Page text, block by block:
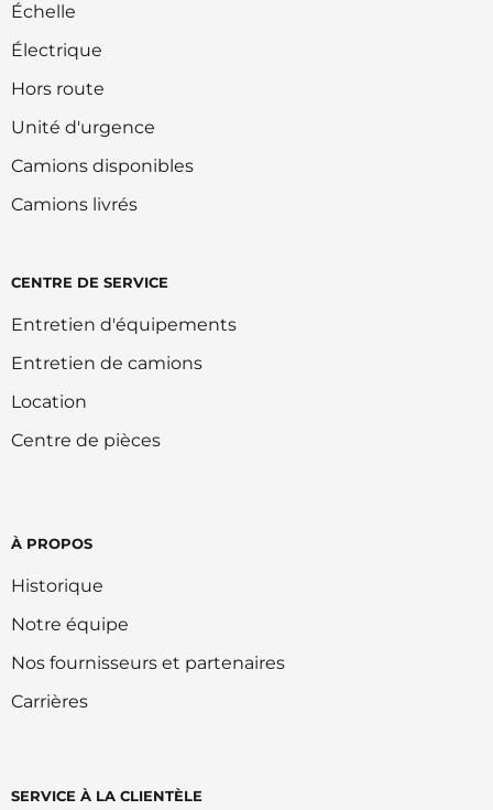
Échelle
Électrique
Hors route
Unité d'urgence
Camions disponibles
Camions livrés
CENTRE DE SERVICE
Entretien d'équipements
Entretien de camions
Location
Centre de pièces
À PROPOS
Historique
Notre équipe
Nos fournisseurs et partenaires
Carrières
SERVICE À LA CLIENTÈLE